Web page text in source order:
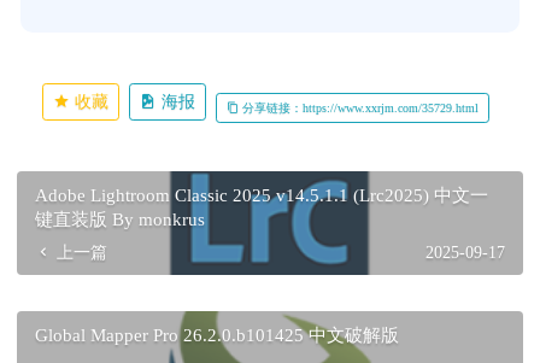
收藏 海报 分享链接：https://www.xxrjm.com/35729.html
Adobe Lightroom Classic 2025 v14.5.1.1 (Lrc2025) 中文一
键直装版 By monkrus
上一篇 2025-09-17
Global Mapper Pro 26.2.0.b101425 中文破解版